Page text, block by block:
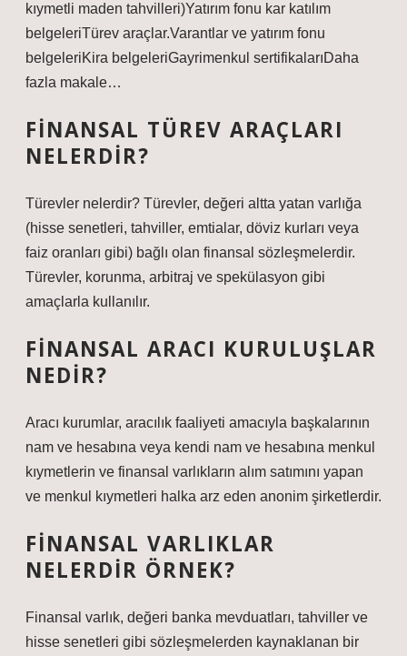
kıymetli maden tahvilleri)Yatırım fonu kar katılım
belgeleriTürev araçlar.Varantlar ve yatırım fonu
belgeleriKira belgeleriGayrimenkul sertifikalarıDaha
fazla makale…
FINANSAL TÜREV ARAÇLARI
NELERDIR?
Türevler nelerdir? Türevler, değeri altta yatan varlığa
(hisse senetleri, tahviller, emtialar, döviz kurları veya
faiz oranları gibi) bağlı olan finansal sözleşmelerdir.
Türevler, korunma, arbitraj ve spekülasyon gibi
amaçlarla kullanılır.
FINANSAL ARACI KURULUŞLAR
NEDIR?
Aracı kurumlar, aracılık faaliyeti amacıyla başkalarının
nam ve hesabına veya kendi nam ve hesabına menkul
kıymetlerin ve finansal varlıkların alım satımını yapan
ve menkul kıymetleri halka arz eden anonim şirketlerdir.
FINANSAL VARLIKLAR
NELERDIR ÖRNEK?
Finansal varlık, değeri banka mevduatları, tahviller ve
hisse senetleri gibi sözleşmelerden kaynaklanan bir